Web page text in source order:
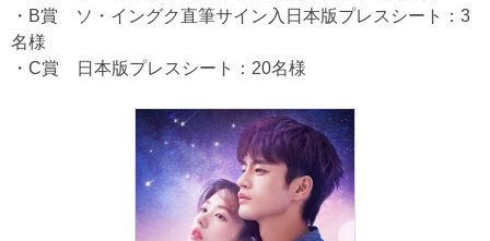
・B賞 ソ・イングク直筆サイン入日本版プレスシート：3
名様
・C賞 日本版プレスシート：20名様